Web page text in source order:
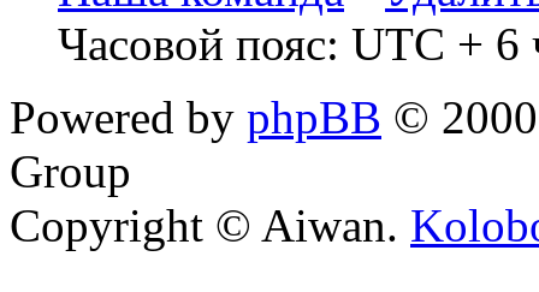
Часовой пояс: UTC + 6
Powered by phpBB ©
Group
Copyright © Aiwan.